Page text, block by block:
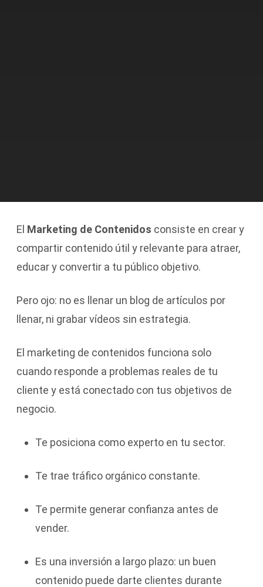
El Marketing de Contenidos consiste en crear y
compartir contenido útil y relevante para atraer,
educar y convertir a tu público objetivo.
Pero ojo: no es llenar un blog de artículos por
llenar, ni grabar vídeos sin estrategia.
El marketing de contenidos funciona solo
cuando responde a problemas reales de tu
cliente y está conectado con tus objetivos de
negocio.
Te posiciona como experto en tu sector.
Te trae tráfico orgánico constante.
Te permite generar confianza antes de
vender.
Es una inversión a largo plazo: un buen
contenido puede darte clientes durante